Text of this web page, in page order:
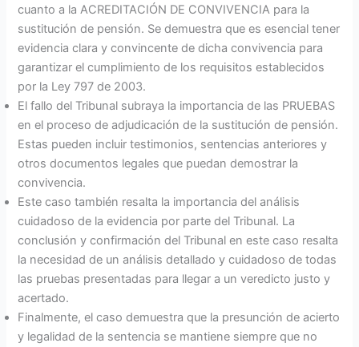
cuanto a la ACREDITACIÓN DE CONVIVENCIA para la
sustitución de pensión. Se demuestra que es esencial tener
evidencia clara y convincente de dicha convivencia para
garantizar el cumplimiento de los requisitos establecidos
por la Ley 797 de 2003.
El fallo del Tribunal subraya la importancia de las PRUEBAS
en el proceso de adjudicación de la sustitución de pensión.
Estas pueden incluir testimonios, sentencias anteriores y
otros documentos legales que puedan demostrar la
convivencia.
Este caso también resalta la importancia del análisis
cuidadoso de la evidencia por parte del Tribunal. La
conclusión y confirmación del Tribunal en este caso resalta
la necesidad de un análisis detallado y cuidadoso de todas
las pruebas presentadas para llegar a un veredicto justo y
acertado.
Finalmente, el caso demuestra que la presunción de acierto
y legalidad de la sentencia se mantiene siempre que no